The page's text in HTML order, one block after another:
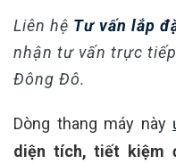
Liên hệ Tư vấn lắp
nhận tư vấn trực
Đông Đô.
Dòng thang máy này
diện tích, tiết kiệm